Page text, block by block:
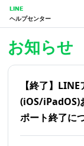
LINE
ヘルプセンター
お知らせ
【終了】
(iOS/iPadOS)
ポート終了に